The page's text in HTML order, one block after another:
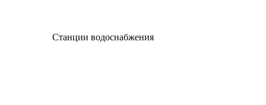
Станции водоснабжения